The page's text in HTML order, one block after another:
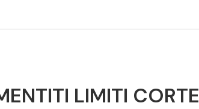
LIMITI CORTE